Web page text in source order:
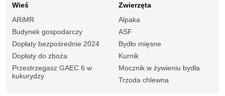
Wieś
ARiMR
Budynek gospodarczy
Dopłaty bezpośrednie 2024
Dopłaty do zboża
Przestrzegasz GAEC 6 w
kukurydzy
Zwierzęta
Alpaka
ASF
Bydło mięsne
Kurnik
Mocznik w żywieniu bydła
Trzoda chlewna